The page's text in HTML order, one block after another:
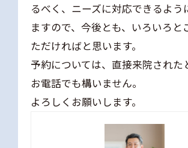
るべく、ニーズに対応できるよう
ますので、今後とも、いろいろと
ただければと思います。
予約については、直接来院された
お電話でも構いません。
よろしくお願いします。